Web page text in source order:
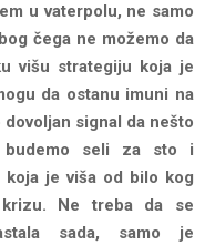
u vaterpolu, ne samo
čega ne možemo da
višu strategiju koja je
da ostanu imuni na
dovoljan signal da nešto
seli za sto i
je viša od bilo kog
krizu. Ne treba da se
sada, samo je